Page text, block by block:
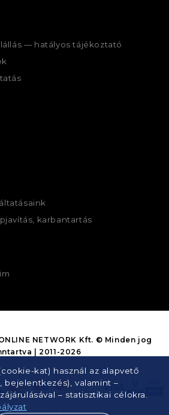
— hatályos tájékoztató
karbantartás
kat) használ az alapvető
bejelentkezés), valamint –
– statisztikai célokra.
NETWORK Kft. © Minden jog
| 2011-2026